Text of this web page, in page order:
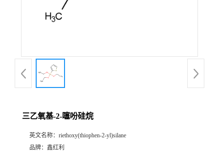
三乙氧基-2-噻吩硅烷
英文名称： riethoxy(thiophen-2-yl)silane
品牌： 鑫红利